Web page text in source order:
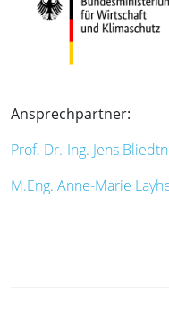
Ansprechpartner:
Prof. Dr.-Ing. Jens
M.Eng. Anne-Marie